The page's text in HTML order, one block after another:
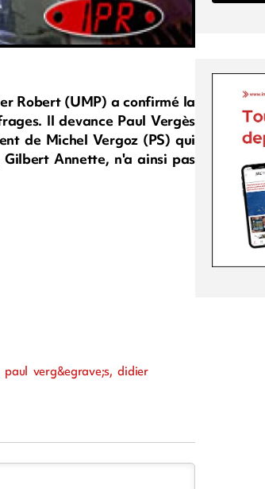
Robert (UMP) a confirmé la
Il devance Paul Vergès
de Michel Vergoz (PS) qui
Annette, n'a ainsi pas
verg&egrave;s, didier